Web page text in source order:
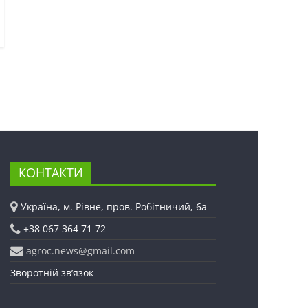
КОНТАКТИ
Україна, м. Рівне, пров. Робітничий, 6а
+38 067 364 71 72
agroc.news@gmail.com
Зворотній зв’язок